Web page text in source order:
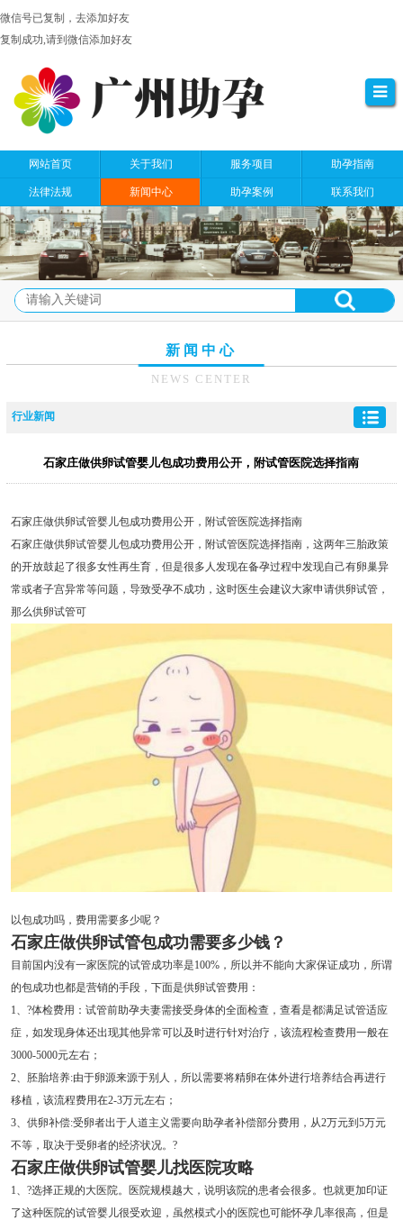
微信号已复制，去添加好友
复制成功,请到微信添加好友
网站首页 关于我们 服务项目 助孕指南
法律法规 新闻中心 助孕案例 联系我们
新闻中心
NEWS CENTER
行业新闻
石家庄做供卵试管婴儿包成功费用公开，附试管医院选择指南
石家庄做供卵试管婴儿包成功费用公开，附试管医院选择指南
石家庄做供卵试管婴儿包成功费用公开，附试管医院选择指南，这两年三胎政策
的开放鼓起了很多女性再生育，但是很多人发现在备孕过程中发现自己有卵巢异
常或者子宫异常等问题，导致受孕不成功，这时医生会建议大家申请供卵试管，
那么供卵试管可
以包成功吗，费用需要多少呢？
石家庄做供卵试管包成功需要多少钱？
目前国内没有一家医院的试管成功率是100%，所以并不能向大家保证成功，所谓
的包成功也都是营销的手段，下面是供卵试管费用：
1、?体检费用：试管前助孕夫妻需接受身体的全面检查，查看是都满足试管适应
症，如发现身体还出现其他异常可以及时进行针对治疗，该流程检查费用一般在
3000-5000元左右；
2、胚胎培养:由于卵源来源于别人，所以需要将精卵在体外进行培养结合再进行
移植，该流程费用在2-3万元左右；
3、供卵补偿:受卵者出于人道主义需要向助孕者补偿部分费用，从2万元到5万元
不等，取决于受卵者的经济状况。?
石家庄做供卵试管婴儿找医院攻略
1、?选择正规的大医院。医院规模越大，说明该院的患者会很多。也就更加印证
了这种医院的试管婴儿很受欢迎，虽然模式小的医院也可能怀孕几率很高，但是